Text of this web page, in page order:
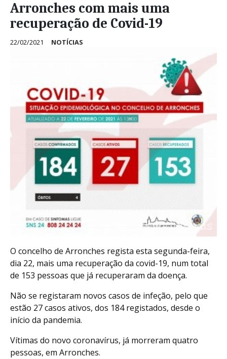
Arronches com mais uma
recuperação de Covid-19
22/02/2021 NOTÍCIAS
O concelho de Arronches regista esta segunda-feira,
dia 22, mais uma recuperação da covid-19, num total
de 153 pessoas que já recuperaram da doença.
Não se registaram novos casos de infeção, pelo que
estão 27 casos ativos, dos 184 registados, desde o
início da pandemia.
Vítimas do novo coronavírus, já morreram quatro
pessoas, em Arronches.